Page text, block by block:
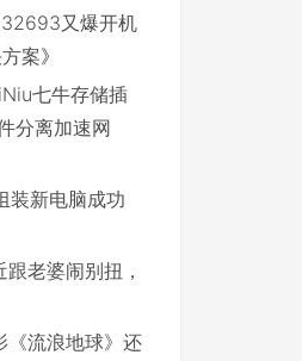
又爆开机
案》
七牛存储插
分离加速网
装新电脑成功
跟老婆闹别扭，
《流浪地球》还